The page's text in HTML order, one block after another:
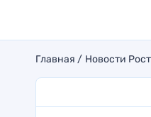
Главная Новости